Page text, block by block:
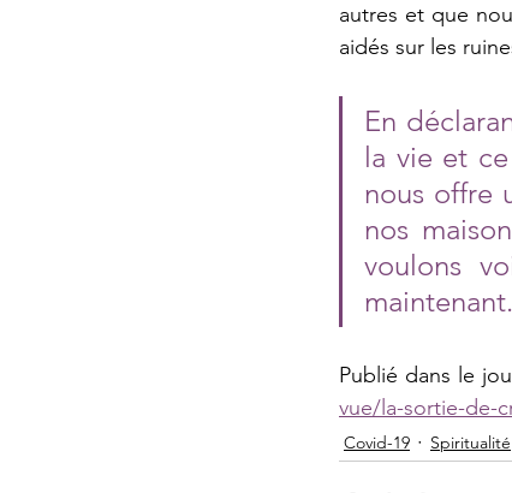
autres et que
aidés sur les
En
la vie et
nous offre
nos
voulons
maintenant.
Publié dans le
vue/la-sortie-de-
Covid-19 Spiritualité